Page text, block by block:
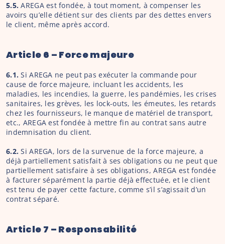
5.5. AREGA est fondée, à tout moment, à compenser les
avoirs qu’elle détient sur des clients par des dettes envers
le client, même après accord.
Article 6 – Force majeure
6.1. Si AREGA ne peut pas exécuter la commande pour
cause de force majeure, incluant les accidents, les
maladies, les incendies, la guerre, les pandémies, les crises
sanitaires, les grèves, les lock-outs, les émeutes, les retards
chez les fournisseurs, le manque de matériel de transport,
etc., AREGA est fondée à mettre fin au contrat sans autre
indemnisation du client.
6.2. Si AREGA, lors de la survenue de la force majeure, a
déjà partiellement satisfait à ses obligations ou ne peut que
partiellement satisfaire à ses obligations, AREGA est fondée
à facturer séparément la partie déjà effectuée, et le client
est tenu de payer cette facture, comme s’il s’agissait d’un
contrat séparé.
Article 7 – Responsabilité